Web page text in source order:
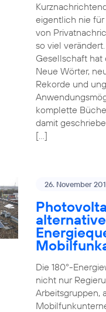
eigentlich nie
von
so viel
Gesellschaft hat
Neue Wörter,
Rekorde und
komplette
damit
[…]
26. November
alternative
Die 180°-
nicht nur
Arbeitsgruppen,